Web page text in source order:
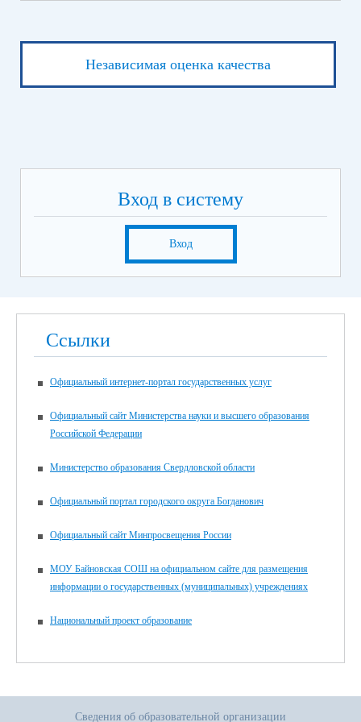
Независимая оценка качества
Вход в систему
Вход
Ссылки
Официальный интернет-портал государственных услуг
Официальный сайт Министерства науки и высшего образования
Российской Федерации
Министерство образования Свердловской области
Официальный портал городского округа Богданович
Официальный сайт Минпросвещения России
МОУ Байновская СОШ на официальном сайте для размещения
информации о государственных (муниципальных) учреждениях
Национальный проект образование
Сведения об образовательной организации